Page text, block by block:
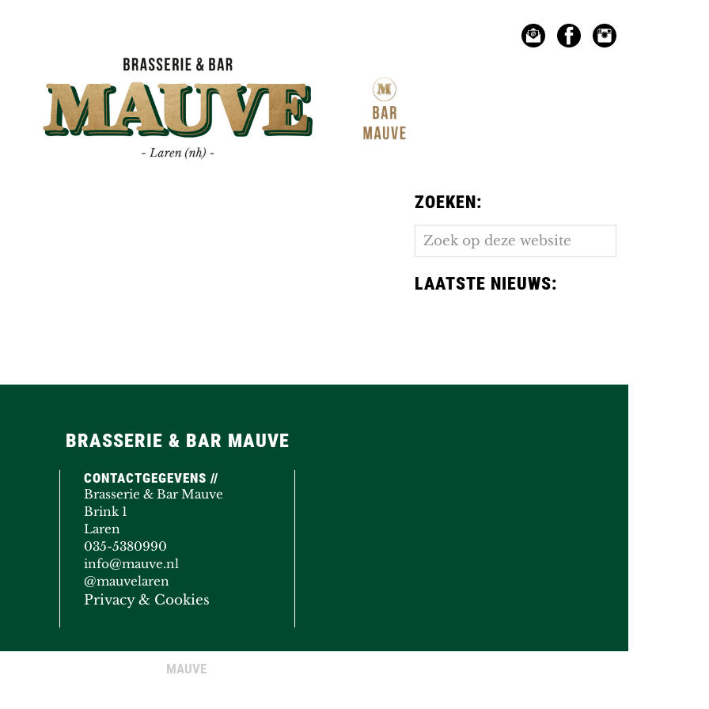
ZOEKEN:
Zoek
op
deze
website
LAATSTE NIEUWS:
BRASSERIE & BAR MAUVE
CONTACTGEGEVENS //
Brasserie & Bar Mauve
Brink 1
Laren
035-5380990
info@mauve.nl
@mauvelaren
Privacy & Cookies
MAUVE· ALL RIGHTS RESERVED